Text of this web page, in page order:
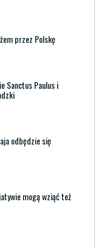
przez Polskę
Sanctus Paulus i
odbędzie się
mogą wziąć też